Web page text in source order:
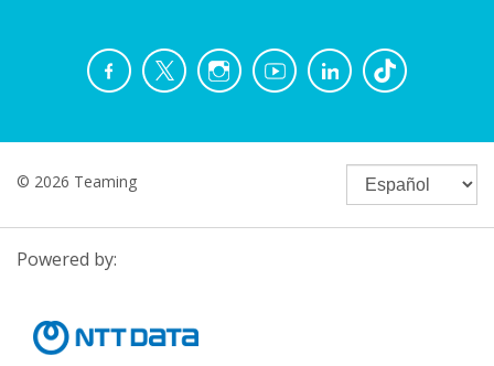
© 2026 Teaming
Powered by: